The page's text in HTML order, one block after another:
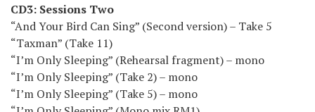
CD3: Sessions Two
“And Your Bird Can Sing” (Second version) – Take 5
“Taxman” (Take 11)
“I’m Only Sleeping” (Rehearsal fragment) – mono
“I’m Only Sleeping” (Take 2) – mono
“I’m Only Sleeping” (Take 5) – mono